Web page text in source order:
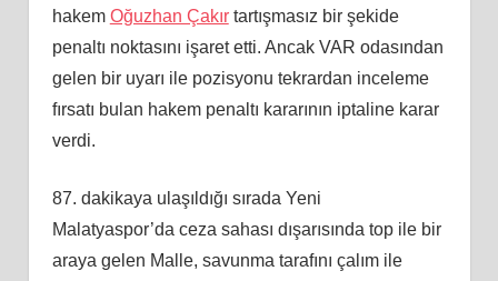
hakem Oğuzhan Çakırtartışmasız bir şekide
penaltı noktasını işaret etti. Ancak VAR odasından
gelen bir uyarı ile pozisyonu tekrardan inceleme
fırsatı bulan hakem penaltı kararının iptaline karar
verdi.
87. dakikaya ulaşıldığı sırada Yeni
Malatyaspor’da ceza sahası dışarısında top ile bir
araya gelen Malle, savunma tarafını çalım ile